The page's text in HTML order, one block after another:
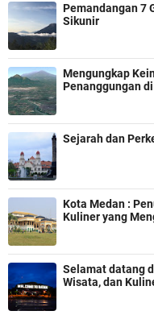
Pemandangan 7
Sikunir
Mengungkap
Penanggungan
Sejarah dan
Kota Medan :
Kuliner yang
Selamat datang
Wisata, dan